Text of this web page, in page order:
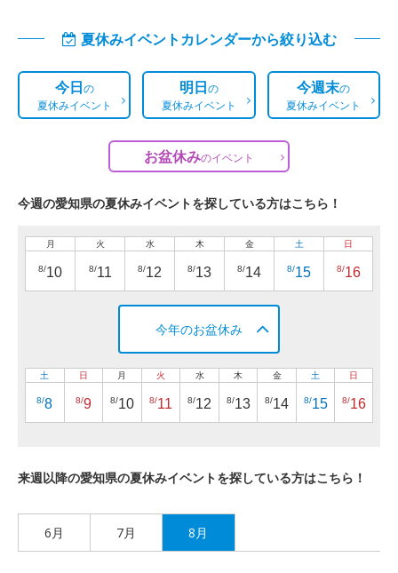
夏休みイベントカレンダーから絞り込む
今日の
夏休みイベント
明日の
夏休みイベント
今週末の
夏休みイベント
お盆休みのイベント
今週の愛知県の夏休みイベントを探している方はこちら！
月
8/10
火
8/11
水
8/12
木
8/13
金
8/14
土
8/15
日
8/16
今年のお盆休み
土
8/8
日
8/9
月
8/10
火
8/11
水
8/12
木
8/13
金
8/14
土
8/15
日
8/16
来週以降の愛知県の夏休みイベントを探している方はこちら！
6月 7月 8月